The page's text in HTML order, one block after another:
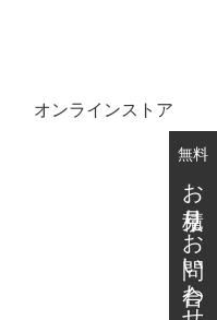
オンラインストア
無料
お見積り・お問い合わせ